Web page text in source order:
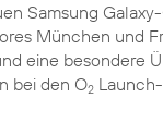
Samsung
München und
eine besondere
bei den O2